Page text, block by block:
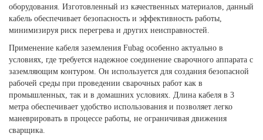
оборудования. Изготовленный из качественных материалов, данный
кабель обеспечивает безопасность и эффективность работы,
минимизируя риск перегрева и других неисправностей.
Применение кабеля заземления Fubag особенно актуально в
условиях, где требуется надежное соединение сварочного аппарата с
заземляющим контуром. Он используется для создания безопасной
рабочей среды при проведении сварочных работ как в
промышленных, так и в домашних условиях. Длина кабеля в 3
метра обеспечивает удобство использования и позволяет легко
маневрировать в процессе работы, не ограничивая движения
сварщика.